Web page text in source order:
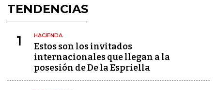
TENDENCIAS
1 HACIENDA
Estos son los invitados
internacionales que llegan a la
posesión de De la Espriella